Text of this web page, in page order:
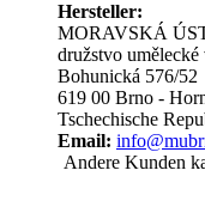
Hersteller:
MORAVSKÁ
družstvo
Bohunická 576/52
619 00 Brno -
Tschechische
Email:
Andere Kunden